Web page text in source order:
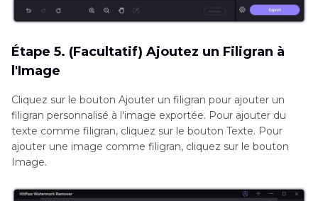
Étape 5. (Facultatif) Ajoutez un Filigran à
l'Image
Cliquez sur le bouton Ajouter un filigran pour ajouter un
filigran personnalisé à l'image exportée. Pour ajouter du
texte comme filigran, cliquez sur le bouton Texte. Pour
ajouter une image comme filigran, cliquez sur le bouton
Image.